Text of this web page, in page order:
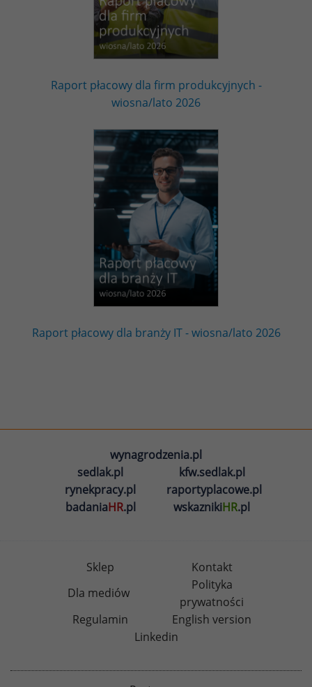
Raport płacowy dla firm produkcyjnych -
wiosna/lato 2026
Raport płacowy dla branży IT - wiosna/lato 2026
wynagrodzenia.pl
sedlak.pl
kfw.sedlak.pl
rynekpracy.pl
raportyplacowe.pl
badaniaHR.pl wskaznikiHR.pl
Sklep
Kontakt
Dla mediów
Polityka
prywatności
Regulamin
English version
Linkedin